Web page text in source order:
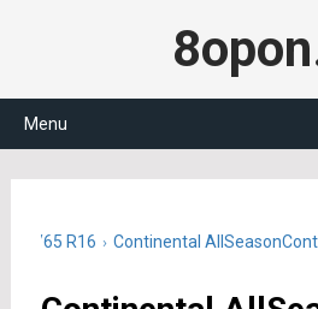
Menu
215/65 R16 Continental